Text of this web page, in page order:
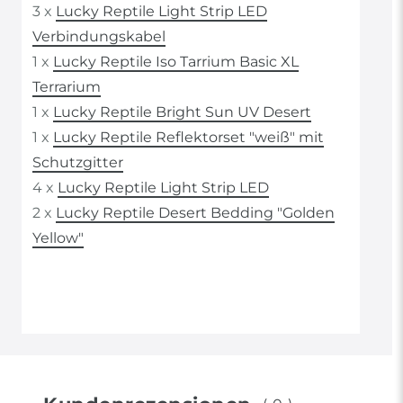
3 x Lucky Reptile Light Strip LED
Verbindungskabel
1 x Lucky Reptile Iso Tarrium Basic XL
Terrarium
1 x Lucky Reptile Bright Sun UV Desert
1 x Lucky Reptile Reflektorset "weiß" mit
Schutzgitter
4 x Lucky Reptile Light Strip LED
2 x Lucky Reptile Desert Bedding "Golden
Yellow"